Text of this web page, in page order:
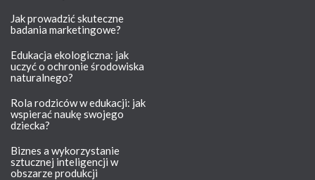
Jak prowadzić skuteczne
badania marketingowe?
Edukacja ekologiczna: jak
uczyć o ochronie środowiska
naturalnego?
Rola rodziców w edukacji: jak
wspierać naukę swojego
dziecka?
Biznes a wykorzystanie
sztucznej inteligencji w
obszarze produkcji